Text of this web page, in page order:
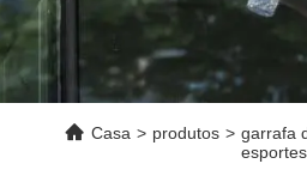
Casa > produtos > garrafa
esportes